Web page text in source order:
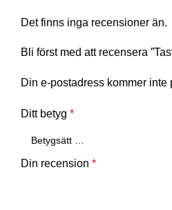
Det finns inga recensioner än.
Bli först med att recensera
Din e-postadress kommer inte
Ditt betyg *
Din recension *